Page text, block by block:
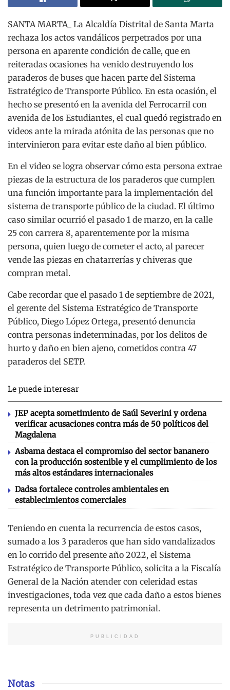
SANTA MARTA_ La Alcaldía Distrital de Santa Marta
rechaza los actos vandálicos perpetrados por una
persona en aparente condición de calle, que en
reiteradas ocasiones ha venido destruyendo los
paraderos de buses que hacen parte del Sistema
Estratégico de Transporte Público. En esta ocasión, el
hecho se presentó en la avenida del Ferrocarril con
avenida de los Estudiantes, el cual quedó registrado en
videos ante la mirada atónita de las personas que no
intervinieron para evitar este daño al bien público.
En el video se logra observar cómo esta persona extrae
piezas de la estructura de los paraderos que cumplen
una función importante para la implementación del
sistema de transporte público de la ciudad. El último
caso similar ocurrió el pasado 1 de marzo, en la calle
25 con carrera 8, aparentemente por la misma
persona, quien luego de cometer el acto, al parecer
vende las piezas en chatarrerías y chiveras que
compran metal.
Cabe recordar que el pasado 1 de septiembre de 2021,
el gerente del Sistema Estratégico de Transporte
Público, Diego López Ortega, presentó denuncia
contra personas indeterminadas, por los delitos de
hurto y daño en bien ajeno, cometidos contra 47
paraderos del SETP.
Le puede interesar
JEP acepta sometimiento de Saúl Severini y ordena
verificar acusaciones contra más de 50 políticos del
Magdalena
Asbama destaca el compromiso del sector bananero
con la producción sostenible y el cumplimiento de los
más altos estándares internacionales
Dadsa fortalece controles ambientales en
establecimientos comerciales
Teniendo en cuenta la recurrencia de estos casos,
sumado a los 3 paraderos que han sido vandalizados
en lo corrido del presente año 2022, el Sistema
Estratégico de Transporte Público, solicita a la Fiscalía
General de la Nación atender con celeridad estas
investigaciones, toda vez que cada daño a estos bienes
representa un detrimento patrimonial.
PUBLICIDAD
Notas